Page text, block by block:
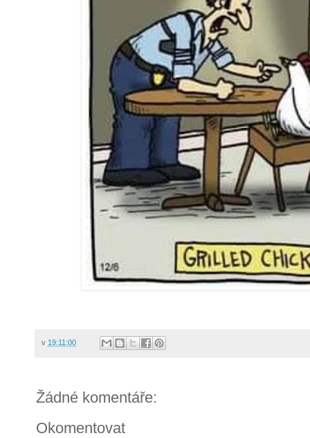
v 19:11:00
Žádné komentáře:
Okomentovat